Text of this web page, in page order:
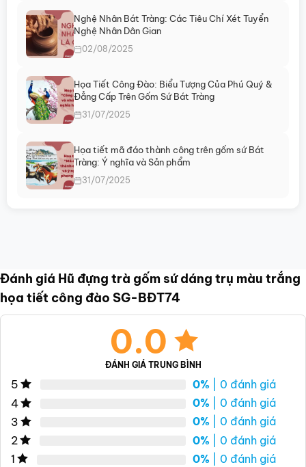
Nghệ Nhân Bát Tràng: Các Tiêu Chí Xét Tuyển
Nghệ Nhân Dân Gian
02/08/2025
Họa Tiết Công Đào: Biểu Tượng Của Phú Quý &
Đẳng Cấp Trên Gốm Sứ Bát Tràng
31/07/2025
Họa tiết mã đáo thành công trên gốm sứ Bát
Tràng: Ý nghĩa và Sản phẩm
31/07/2025
Đánh giá Hũ đựng trà gốm sứ dáng trụ màu trắng
họa tiết công đào SG-BĐT74
0.0
ĐÁNH GIÁ TRUNG BÌNH
5 0% | 0 đánh giá
4
0% | 0 đánh giá
3
0% | 0 đánh giá
2
0% | 0 đánh giá
1
0% | 0 đánh giá